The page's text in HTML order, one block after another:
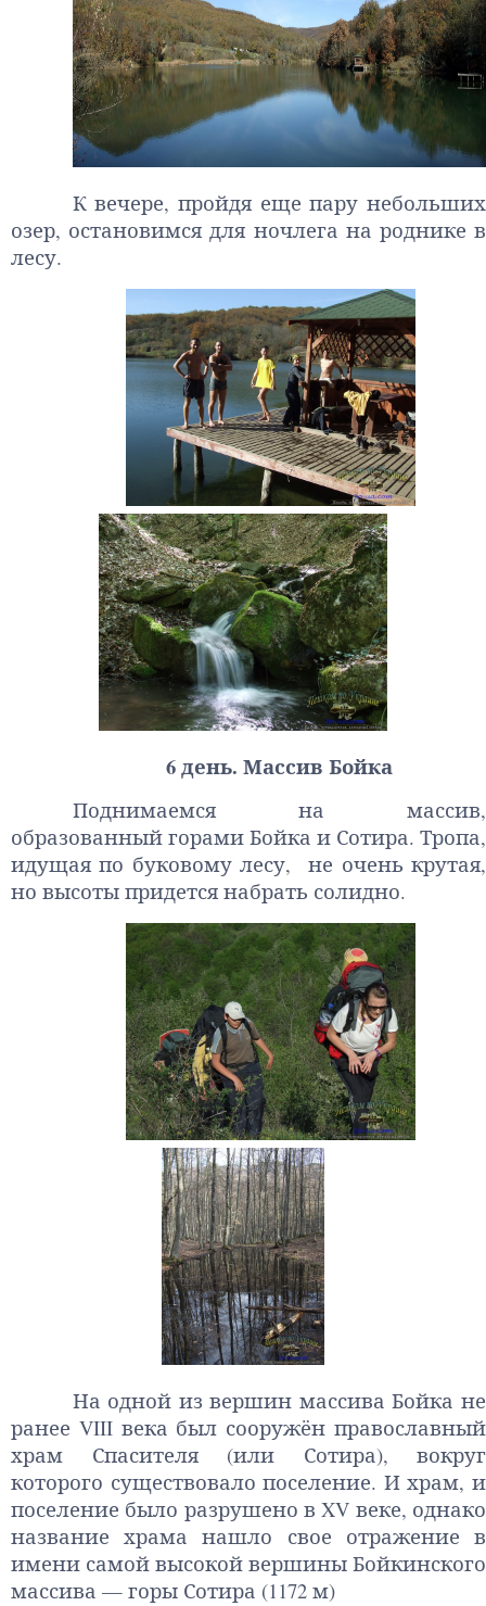
К вечере, пройдя еще пару небольших
озер, остановимся для ночлега на роднике в
лесу.
6 день. Массив Бойка
Поднимаемся на массив,
образованный горами Бойка и Сотира. Тропа,
идущая по буковому лесу, не очень крутая,
но высоты придется набрать солидно.
На одной из вершин массива Бойка не
ранее VIII века был сооружён православный
храм Спасителя (или Сотира), вокруг
которого существовало поселение. И храм, и
поселение было разрушено в XV веке, однако
название храма нашло свое отражение в
имени самой высокой вершины Бойкинского
массива — горы Сотира (1172 м)